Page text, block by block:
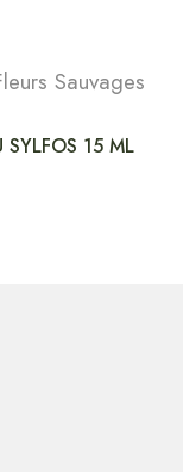
Sauvages
SYLFOS 15 ML